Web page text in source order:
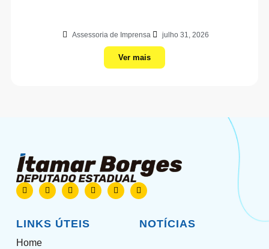
Assessoria de Imprensa julho 31, 2026
Ver mais
LINKS ÚTEIS
Home
NOTÍCIAS